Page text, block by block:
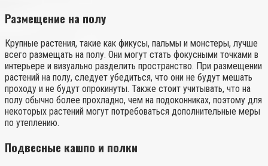
Размещение на полу
Крупные растения, такие как фикусы, пальмы и монстеры, лучше
всего размещать на полу. Они могут стать фокусными точками в
интерьере и визуально разделить пространство. При размещении
растений на полу, следует убедиться, что они не будут мешать
проходу и не будут опрокинуты. Также стоит учитывать, что на
полу обычно более прохладно, чем на подоконниках, поэтому для
некоторых растений могут потребоваться дополнительные меры
по утеплению.
Подвесные кашпо и полки